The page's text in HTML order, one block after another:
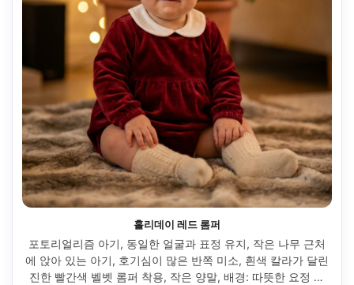
홀리데이 레드 롬퍼
포토리얼리즘 아기, 동일한 얼굴과 표정 유지, 작은 나무 근처
에 앉아 있는 아기, 호기심이 많은 반쪽 미소, 흰색 칼라가 달린
진한 빨간색 벨벳 롬퍼 착용, 작은 양말, 배경: 따뜻한 요정 조